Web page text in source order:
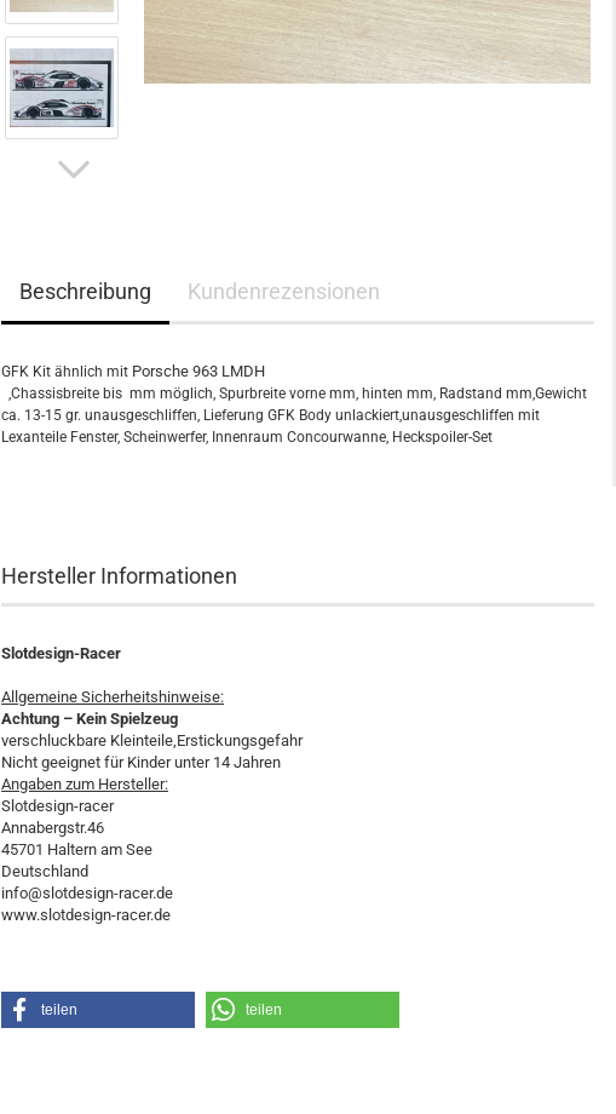
Beschreibung Kundenrezensionen
GFK Kit ähnlich mit Porsche 963 LMDH
,Chassisbreite bis mm möglich, Spurbreite vorne mm, hinten mm, Radstand mm,Gewicht
ca. 13-15 gr. unausgeschliffen, Lieferung GFK Body unlackiert,unausgeschliffen mit
Lexanteile Fenster, Scheinwerfer, Innenraum Concourwanne, Heckspoiler-Set
Hersteller Informationen
Slotdesign-Racer
Allgemeine Sicherheitshinweise:
Achtung – Kein Spielzeug
verschluckbare Kleinteile,Erstickungsgefahr
Nicht geeignet für Kinder unter 14 Jahren
Angaben zum Hersteller:
Slotdesign-racer
Annabergstr.46
45701 Haltern am See
Deutschland
info@slotdesign-racer.de
www.slotdesign-racer.de
teilen teilen